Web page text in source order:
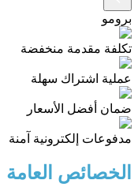
برومو
تكلفة مقدمة منخفضة
عملية اشتراك سهلة
ضمان أفضل الأسعار
مدفوعات إلكترونية آمنة
الخصائص العامة